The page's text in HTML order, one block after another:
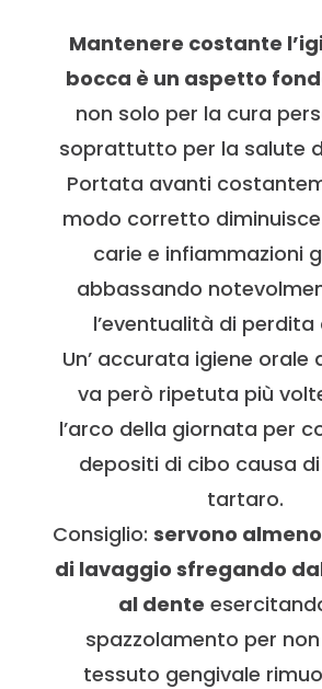
Mantenere costante
bocca è un aspetto
non solo per la cura
soprattutto per la salute
Portata avanti
modo corretto
carie e infiammazioni
abbassando
l’eventualità di perdita
Un’ accurata igiene orale
va però ripetuta più
l’arco della giornata per
depositi di cibo causa
tartaro.
Consiglio: servono
di lavaggio sfregando
al dente
spazzolamento per
tessuto gengivale